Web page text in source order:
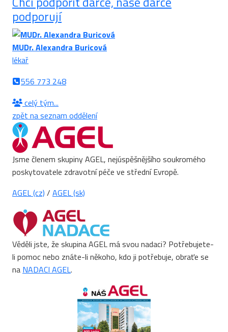
podporují
MUDr. Alexandra Buricová
lékař
556 773 248
celý tým...
zpět na seznam oddělení
Jsme členem skupiny AGEL, nejúspěšnějšího soukromého
poskytovatele zdravotní péče ve střední Evropě.
AGEL (cz) / AGEL (sk)
Věděli jste, že skupina AGEL má svou nadaci? Potřebujete-
li pomoc nebo znáte-li někoho, kdo ji potřebuje, obraťe se
na NADACI AGEL.